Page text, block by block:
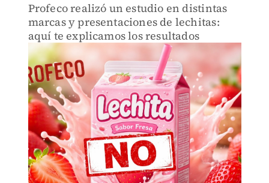
Profeco realizó un estudio en distintas
marcas y presentaciones de lechitas:
aquí te explicamos los resultados